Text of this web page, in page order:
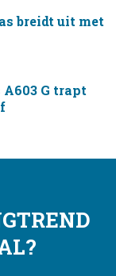
breidt uit met
G trapt